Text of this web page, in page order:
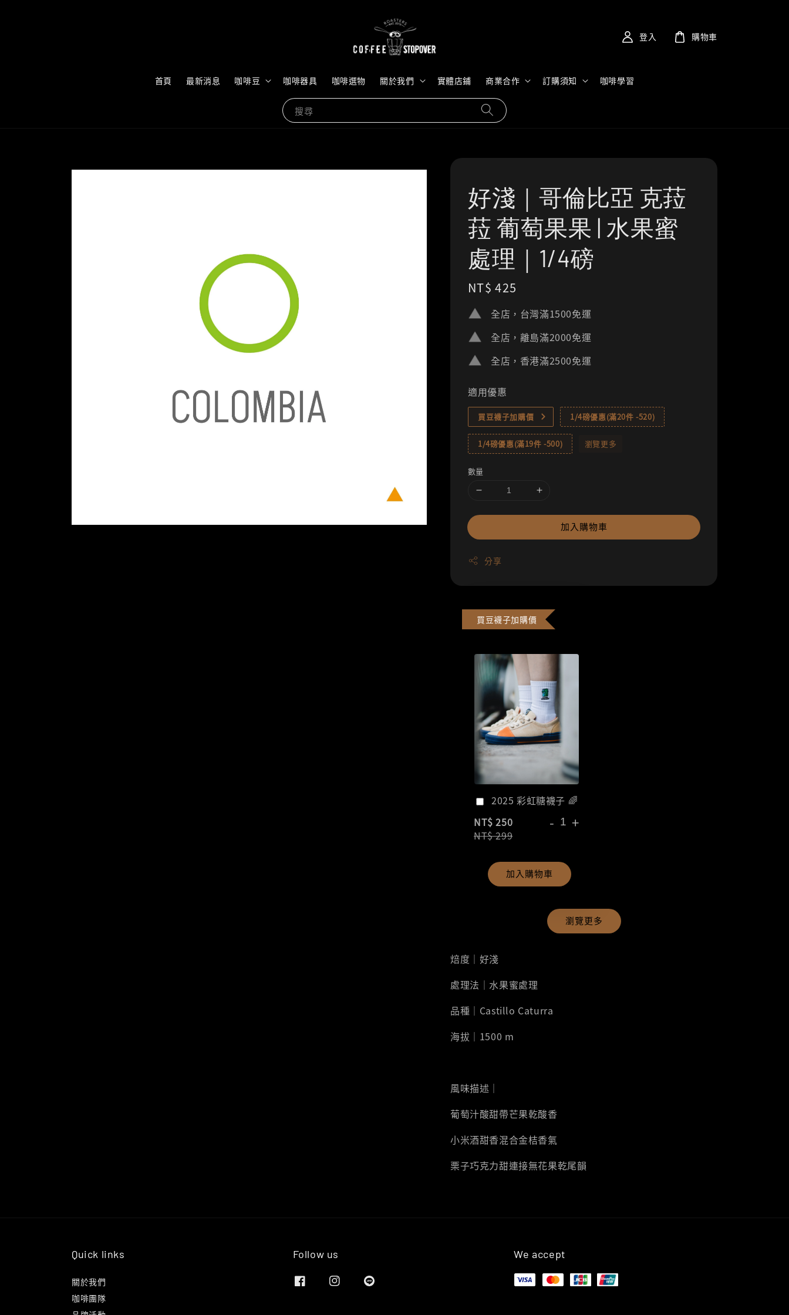
搜尋
首頁 最新消息 咖啡豆 咖啡器具 咖啡選物 關於我們 實體店鋪 商業合作 訂購須知 咖啡學習
登入 購物車
好淺｜哥倫比亞 克菈
菈 葡萄果果 | 水果蜜
處理｜1/4磅
Regular
price
NT$ 425
全店，台灣滿1500免運
全店，離島滿2000免運
全店，香港滿2500免運
適用優惠
買豆襪子加購價 1/4磅優惠(滿20件 -520)
1/4磅優惠(滿19件 -500) 瀏覽更多
數量
加入購物車
分享
買豆襪子加購價
2025 彩虹糖襪子 🌈
NT$ 250
NT$ 299
- +
加入購物車
瀏覽更多
焙度｜好淺
處理法｜水果蜜處理
品種｜Castillo Caturra
海拔｜1500 m
風味描述｜
葡萄汁酸甜帶芒果乾酸香
小米酒甜香混合金桔香氣
栗子巧克力甜連接無花果乾尾韻
Quick links
關於我們
咖啡團隊
Follow us We accept